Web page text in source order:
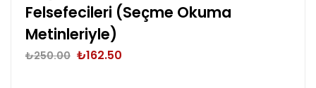
Felsefecileri (Seçme Okuma
Metinleriyle)
₺250.00 ₺162.50